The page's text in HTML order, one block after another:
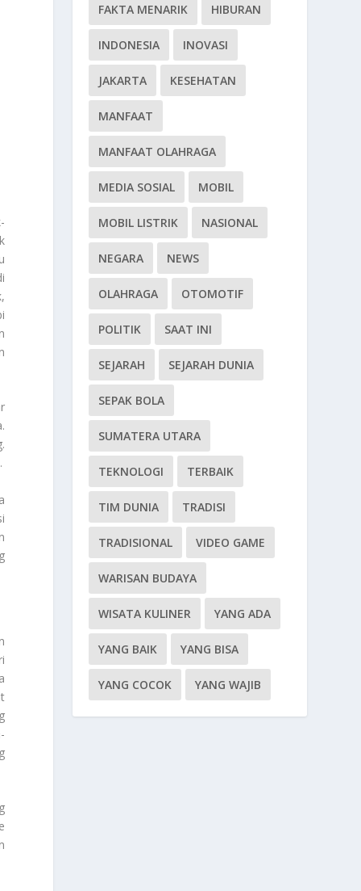
FAKTA MENARIK HIBURAN
INDONESIA INOVASI
JAKARTA KESEHATAN
MANFAAT
MANFAAT OLAHRAGA
MEDIA SOSIAL MOBIL
MOBIL LISTRIK NASIONAL
NEGARA NEWS
OLAHRAGA OTOMOTIF
POLITIK SAAT INI
SEJARAH SEJARAH DUNIA
SEPAK BOLA
SUMATERA UTARA
TEKNOLOGI TERBAIK
TIM DUNIA TRADISI
TRADISIONAL VIDEO GAME
WARISAN BUDAYA
WISATA KULINER YANG ADA
YANG BAIK YANG BISA
YANG COCOK YANG WAJIB